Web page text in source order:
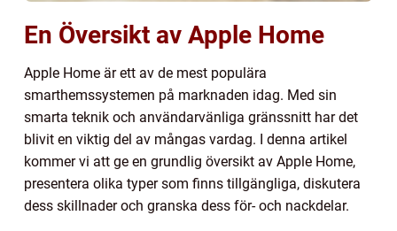
En Översikt av Apple Home
Apple Home är ett av de mest populära
smarthemssystemen på marknaden idag. Med sin
smarta teknik och användarvänliga gränssnitt har det
blivit en viktig del av mångas vardag. I denna artikel
kommer vi att ge en grundlig översikt av Apple Home,
presentera olika typer som finns tillgängliga, diskutera
dess skillnader och granska dess för- och nackdelar.